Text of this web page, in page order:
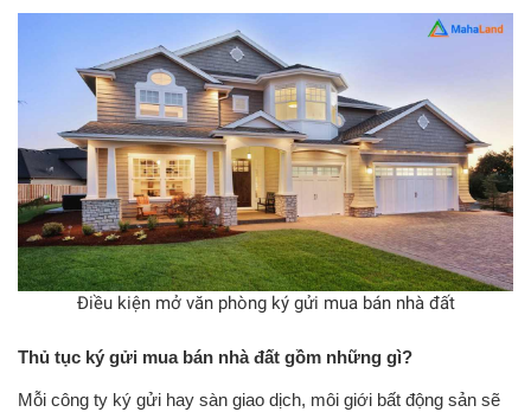
Điều kiện mở văn phòng ký gửi mua bán nhà đất
Thủ tục ký gửi mua bán nhà đất gồm những gì?
Mỗi công ty ký gửi hay sàn giao dịch, môi giới bất động sản sẽ